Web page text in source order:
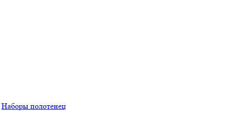
Наборы полотенец